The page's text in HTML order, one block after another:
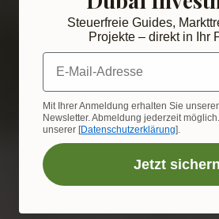
Steuerfreie Guides,
Projekte – direkt in Ihr
E-Mail-Adresse
Mit Ihrer Anmeldung erhalten Sie
Newsletter. Abmeldung jederzeit
unserer [Datenschutzerklärung].
Jetzt sichern